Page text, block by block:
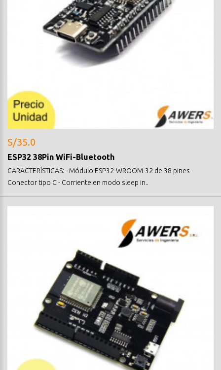
S/35.0
ESP32 38Pin WiFi-Bluetooth
CARACTERÍSTICAS: - Módulo ESP32-WROOM-32 de 38 pines -
Conector tipo C - Corriente en modo sleep in..